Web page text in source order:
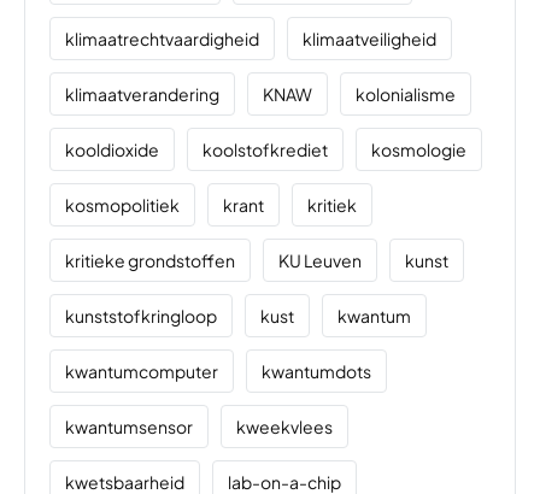
klimaatrechtvaardigheid klimaatveiligheid
klimaatverandering KNAW kolonialisme
kooldioxide koolstofkrediet kosmologie
kosmopolitiek krant kritiek
kritieke grondstoffen KU Leuven kunst
kunststofkringloop kust kwantum
kwantumcomputer kwantumdots
kwantumsensor kweekvlees
kwetsbaarheid lab-on-a-chip